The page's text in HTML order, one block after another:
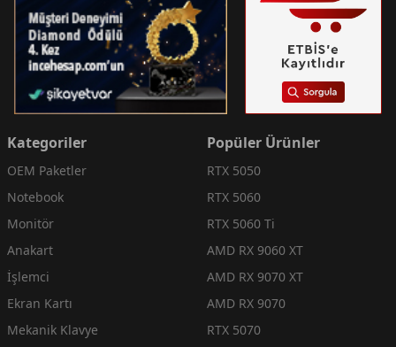
Kategoriler
OEM Paketler
Notebook
Monitör
Anakart
İşlemci
Ekran Kartı
Mekanik Klavye
Popüler Ürünler
RTX 5050
RTX 5060
RTX 5060 Ti
AMD RX 9060 XT
AMD RX 9070 XT
AMD RX 9070
RTX 5070